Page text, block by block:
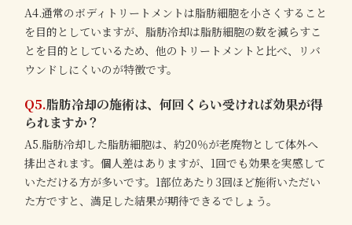
A4.通常のボディトリートメントは脂肪細胞を小さくすること
を目的としていますが、脂肪冷却は脂肪細胞の数を減らすこ
とを目的としているため、他のトリートメントと比べ、リバ
ウンドしにくいのが特徴です。
Q5.脂肪冷却の施術は、何回くらい受ければ効果が得
られますか？
A5.脂肪冷却した脂肪細胞は、約20％が老廃物として体外へ
排出されます。個人差はありますが、1回でも効果を実感して
いただける方が多いです。1部位あたり3回ほど施術いただい
た方ですと、満足した結果が期待できるでしょう。